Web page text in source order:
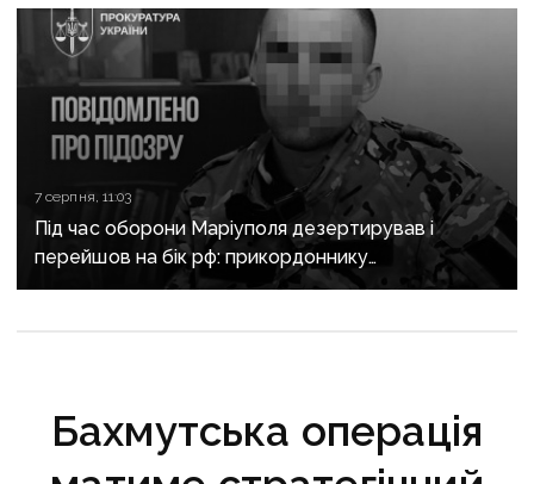
7 серпня, 11:03
Під час оборони Маріуполя дезертирував і
перейшов на бік рф: прикордоннику
з «Азовсталі» повідомили про підозру
Бахмутська операція